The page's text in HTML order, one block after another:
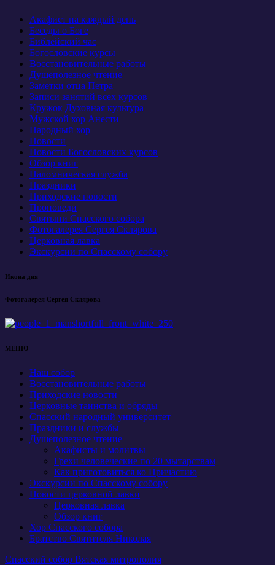
Акафист на каждый день
Беседы о Боге
Библейский час
Богословские курсы
Восстановительные работы
Душеполезное чтение
Заметки отца Петра
Записи занятий всех курсов
Кружок Духовная культура
Мужской хор Анести
Народный хор
Новости
Новости Богословских курсов
Обзор книг
Паломническая служба
Праздники
Приходские новости
Проповеди
Святыни Спасского собора
Фотогалерея Сергея Склярова
Церковная лавка
Экскурсии по Спасскому собору
Икона дня
Фотогалерея Сергея Склярова
МЕНЮ
Наш собор
Восстановительные работы
Приходские новости
Церковные таинства и обряды
Спасский народный университет
Праздники и службы
Душеполезное чтение
Акафисты и молитвы
Грехи человеческие по 20 мытарствам
Как приготовиться ко Причастию
Экскурсии по Спасскому собору
Новости церковной лавки
Церковная лавка
Обзор книг
Хор Спасского собора
Братство Святителя Николая
Спасский собор Вятская митрополия